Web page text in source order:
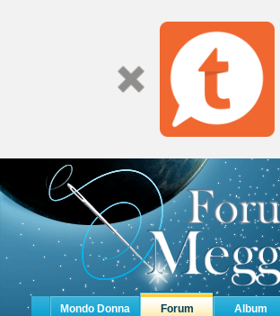
Mondo Donna Forum Album